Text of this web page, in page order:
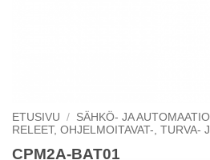
ETUSIVU / SÄHKÖ- JA
RELEET, OHJELMOITAVAT-, TURVA-
CPM2A-BAT01